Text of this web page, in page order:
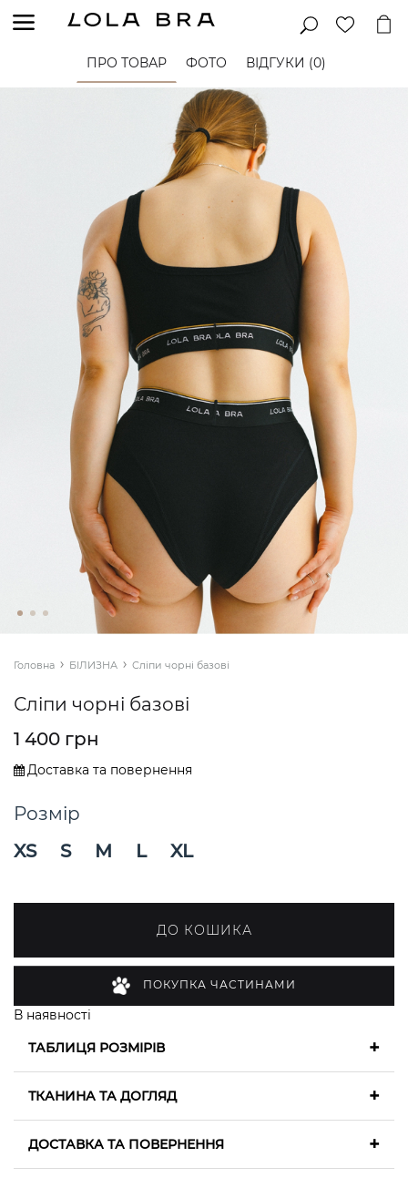
ПРО ТОВАР ФОТО ВІДГУКИ (0)
Головна БІЛИЗНА Сліпи чорні базові
Сліпи чорні базові
1 400 грн
Доставка та повернення
Розмір
XS
S M L XL
ДО КОШИКА
ПОКУПКА ЧАСТИНАМИ
В наявності
ТАБЛИЦЯ РОЗМІРІВ
+
ТКАНИНА ТА ДОГЛЯД +
ДОСТАВКА ТА ПОВЕРНЕННЯ +